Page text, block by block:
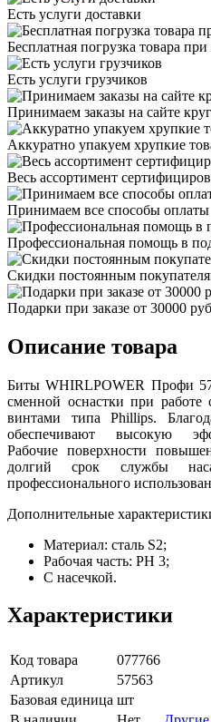
Есть услуги доставки
Бесплатная погрузка товара
Есть услуги грузчиков
Принимаем заказы на сайте
Аккуратно упакуем хрупкие
Весь ассортимент
Принимаем все способы оплаты
Профессиональная помощь в
Скидки постоянным
Подарки при заказе от 30000
Описание товара
Биты WHIRLPOWER Профи
сменной оснастки при
винтами типа Phillips.
обеспечивают высокую
Рабочие поверхности
долгий срок службы
профессионального
Дополнительные
Материал: сталь S2;
Рабочая часть: PH 3;
С насечкой.
Характеристики
Код товара
077766
Артикул
57563
Базовая единица шт